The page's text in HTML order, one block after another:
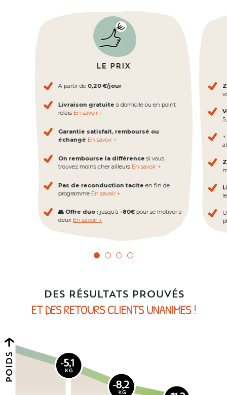
Le prix
A partir de 0,20 €/jour
Livraison gratuite à domicile ou en point
relais En savoir +
Garantie satisfait, remboursé ou
échangé En savoir +
On rembourse la différence si vous
trouvez moins cher ailleurs En savoir +
Pas de reconduction tacite en fin de
programme En savoir +
👥 Offre duo :jusqu’à -80€pour se motiver à
deux En savoir +
DES RÉSULTATS PROUVÉS
ET DES RETOURS CLIENTS UNANIMES !